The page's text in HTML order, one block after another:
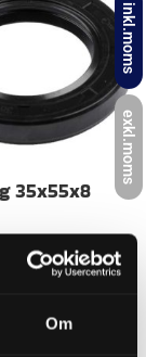
Om
inkl.moms
exkl.moms
22,00 mm
35,00 mm